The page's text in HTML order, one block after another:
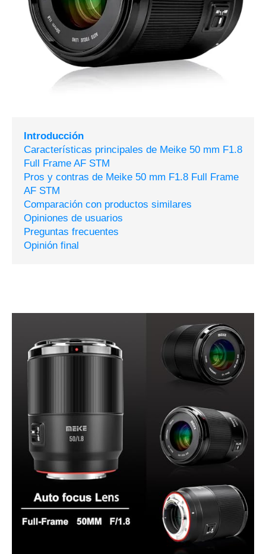
Introducción
Características principales de Meike 50 mm F1.8
Full Frame AF STM
Pros y contras de Meike 50 mm F1.8 Full Frame
AF STM
Comparación con productos similares
Opiniones de usuarios
Preguntas frecuentes
Opinión final